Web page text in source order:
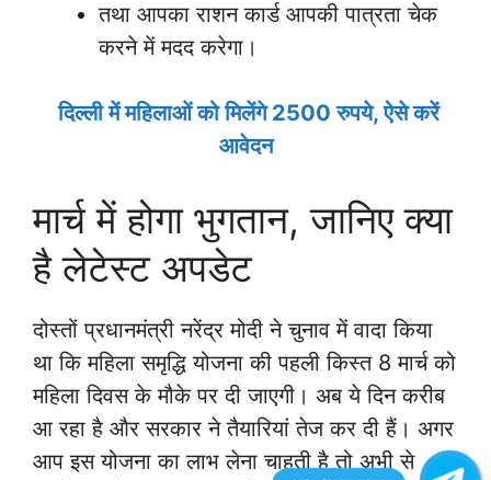
तथा आपका राशन कार्ड आपकी पात्रता चेक
करने में मदद करेगा।
दिल्ली में महिलाओं को मिलेंगे 2500 रुपये, ऐसे करें
आवेदन
मार्च में होगा भुगतान, जानिए क्या
है लेटेस्ट अपडेट
दोस्तों प्रधानमंत्री नरेंद्र मोदी ने चुनाव में वादा किया
था कि महिला समृद्धि योजना की पहली किस्त 8 मार्च को
महिला दिवस के मौके पर दी जाएगी। अब ये दिन करीब
आ रहा है और सरकार ने तैयारियां तेज कर दी हैं। अगर
आप इस योजना का लाभ लेना चाहती है तो अभी से